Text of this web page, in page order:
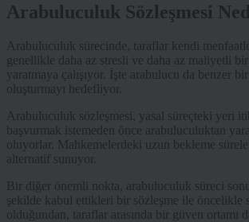
Arabuluculuk Sözleşmesi
Arabuluculuk sürecinde, taraflar kendi
genellikle daha az stresli ve daha az maliyetli
yaratmaya çalışıyor. İşte arabulucu da benzer
oluşturmayı hedefliyor.
Arabuluculuk sözleşmesi, yasal süreçteki yeri
başvurmak istemeden önce arabuluculuktan
oluyorlar. Mahkemelerdeki uzun bekleme
alternatif sunuyor.
Bir diğer önemli nokta, arabuluculuk süreci
şekilde kabul ettikleri bir sözleşme ile öncelikle
olduğundan, taraflar arasında bir güven ortamı